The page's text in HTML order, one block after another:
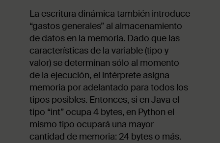
La escritura dinámica también introduce
“gastos generales” al almacenamiento
de datos en la memoria. Dado que las
características de la variable (tipo y
valor) se determinan sólo al momento
de la ejecución, el intérprete asigna
memoria por adelantado para todos los
tipos posibles. Entonces, si en Java el
tipo “int” ocupa 4 bytes, en Python el
mismo tipo ocupará una mayor
cantidad de memoria: 24 bytes o más.